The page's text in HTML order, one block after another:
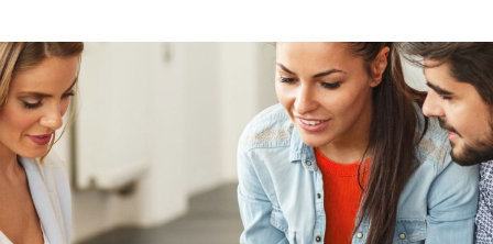
Estimation capacité d'endettement
Estimation des frais de notaire
Audit énergétique
Assainissement
RECRUTEMENT
© Maison Rouge 2026